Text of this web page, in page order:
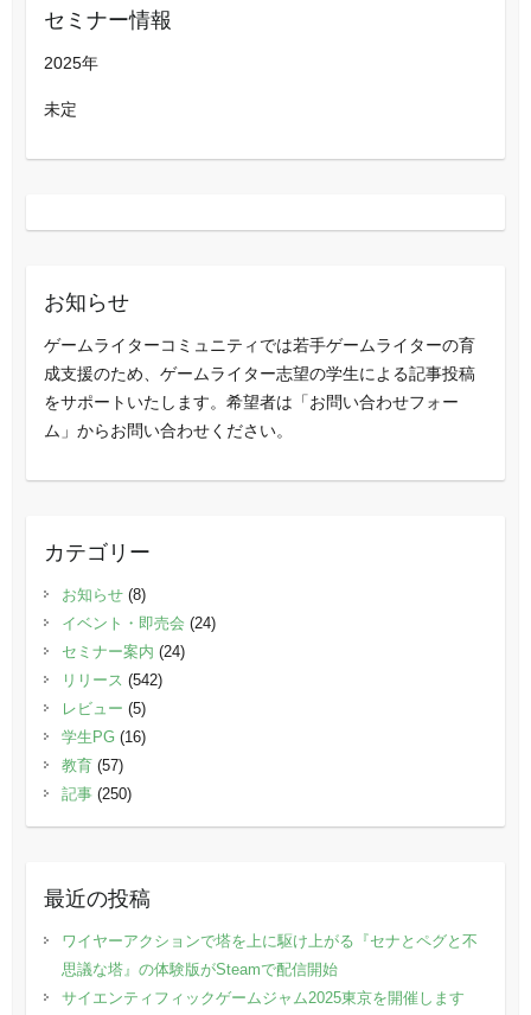
セミナー情報
2025年
未定
お知らせ
ゲームライターコミュニティでは若手ゲームライターの育
成支援のため、ゲームライター志望の学生による記事投稿
をサポートいたします。希望者は「お問い合わせフォー
ム」からお問い合わせください。
カテゴリー
お知らせ(8)
イベント・即売会 (24)
セミナー案内 (24)
リリース (542)
レビュー (5)
学生PG(16)
教育(57)
記事(250)
最近の投稿
ワイヤーアクションで塔を上に駆け上がる『セナとペグと不
思議な塔』の体験版がSteamで配信開始
サイエンティフィックゲームジャム2025東京を開催します